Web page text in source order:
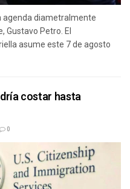
agenda diametralmente
Gustavo Petro. El
asume este 7 de agosto
costar hasta
0